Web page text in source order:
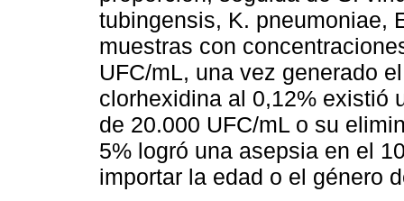
tubingensis, K. pneumoniae,
muestras con
UFC/mL, una vez generado
clorhexidina al 0,12% existió
de 20.000 UFC/mL o su
5% logró una asepsia en el
importar la edad o el género